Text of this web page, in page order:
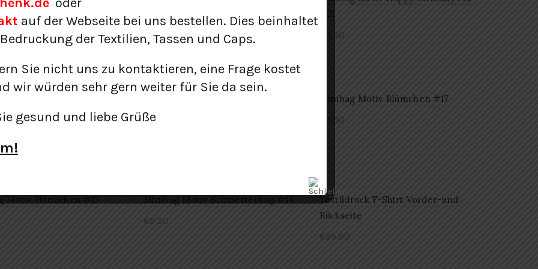
#23
€ 11,50
9,50
#19
Hut #18
Minibag Motiv Blümchen #17
9,50
€9,50
Textildruck T-Shirt Vorder-und
Rückseite
€39,90
auf der Webseite bei uns bestellen. Dies beinhaltet
der Textilien, Tassen und Caps.
Sie nicht uns zu kontaktieren, eine Frage kostet
wir würden sehr gern weiter für Sie da sein.
gesund und liebe Grüße